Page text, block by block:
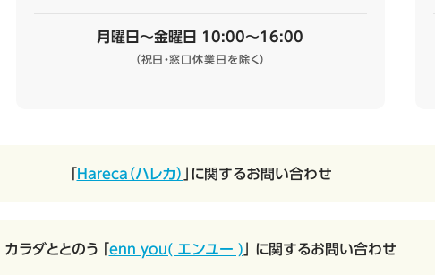
月曜日～金曜日 10:00～16:00
（祝日・窓口休業日を除く）
Hareca（ハレカ） 」に関するお問い合わせ
カラダととのう 「 enn you( エンユー ) 」 に関するお問い合わせ